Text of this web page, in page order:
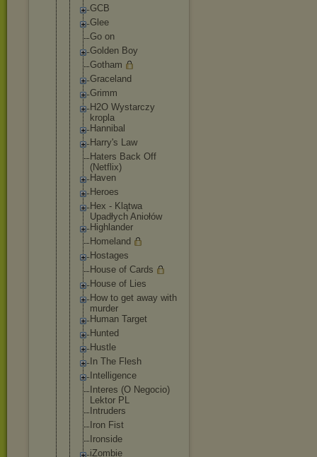
GCB
Glee
Go on
Golden Boy
Gotham
Graceland
Grimm
H2O Wystarczy
kropla
Hannibal
Harry's Law
Haters Back Off
(Netflix)
Haven
Heroes
Hex - Klątwa
Upadłych Aniołów
Highlander
Homeland
Hostages
House of Cards
House of Lies
How to get away with
murder
Human Target
Hunted
Hustle
In The Flesh
Intelligence
Interes (O Negocio)
Lektor PL
Intruders
Iron Fist
Ironside
iZombie